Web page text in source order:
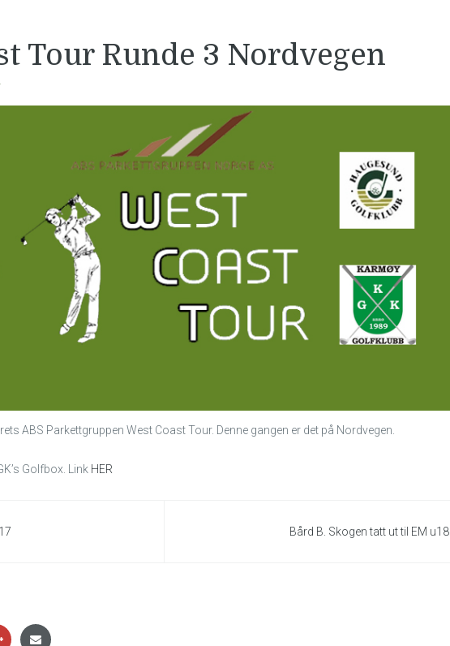
Tour Runde 3 Nordvegen
ABS Parkettgruppen West Coast Tour. Denne gangen er det på Nordvegen.
Golfbox. Link HER
Bård B. Skogen tatt ut til EM u18